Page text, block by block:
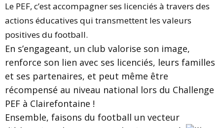
Le PEF, c’est accompagner ses licenciés à travers des
actions éducatives qui transmettent les valeurs
positives du football.
En s’engageant, un club valorise son image,
renforce son lien avec ses licenciés, leurs familles
et ses partenaires, et peut même être
récompensé au niveau national lors du Challenge
PEF à Clairefontaine !
Ensemble, faisons du football un vecteur